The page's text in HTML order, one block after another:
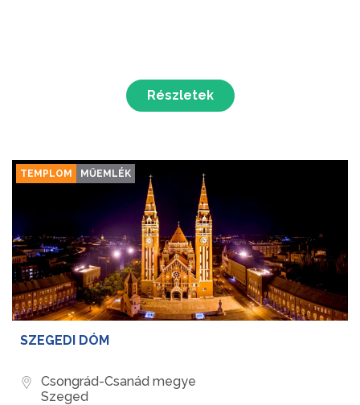
Részletek
TEMPLOM MŰEMLÉK
SZEGEDI DÓM
Csongrád-Csanád megye
Szeged